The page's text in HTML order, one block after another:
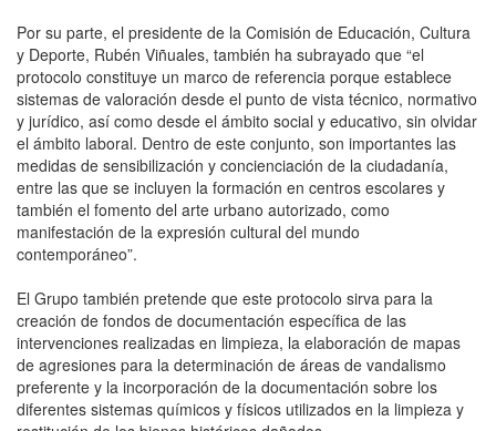
Por su parte, el presidente de la Comisión de Educación, Cultura
y Deporte, Rubén Viñuales, también ha subrayado que “el
protocolo constituye un marco de referencia porque establece
sistemas de valoración desde el punto de vista técnico, normativo
y jurídico, así como desde el ámbito social y educativo, sin olvidar
el ámbito laboral. Dentro de este conjunto, son importantes las
medidas de sensibilización y concienciación de la ciudadanía,
entre las que se incluyen la formación en centros escolares y
también el fomento del arte urbano autorizado, como
manifestación de la expresión cultural del mundo
contemporáneo”.
El Grupo también pretende que este protocolo sirva para la
creación de fondos de documentación específica de las
intervenciones realizadas en limpieza, la elaboración de mapas
de agresiones para la determinación de áreas de vandalismo
preferente y la incorporación de la documentación sobre los
diferentes sistemas químicos y físicos utilizados en la limpieza y